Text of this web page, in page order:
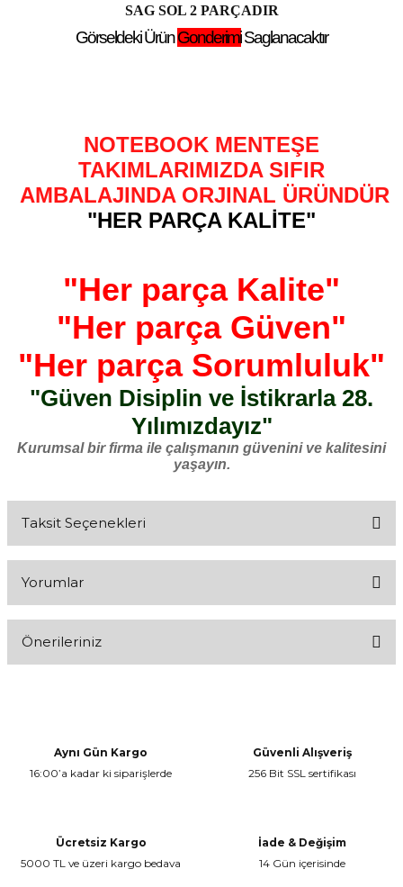
SAG SOL 2 PARÇADIR
Görseldeki ÜrünGonderimiSaglanacaktır
NOTEBOOK MENTEŞE
TAKIMLARIMIZDA SIFIR
AMBALAJINDA ORJINAL ÜRÜNDÜR
"HER PARÇA KALİTE"
"Her parça Kalite"
"Her parça Güven"
"Her parça Sorumluluk"
"Güven Disiplin ve İstikrarla 28.
Yılımızdayız"
Kurumsal bir firma ile çalışmanın güvenini ve kalitesini
yaşayın.
Taksit Seçenekleri
Yorumlar
Önerileriniz
Ürün resmi kalitesiz, bozuk veya görüntülenemiyor.
Aynı Gün Kargo
16:00’a kadar ki siparişlerde
Güvenli Alışveriş
256 Bit SSL sertifikası
Ücretsiz Kargo
5000 TL ve üzeri kargo bedava
İade & Değişim
14 Gün içerisinde